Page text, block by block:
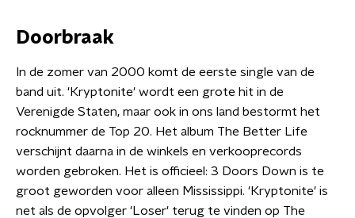
Doorbraak
In de zomer van 2000 komt de eerste single van de
band uit. 'Kryptonite' wordt een grote hit in de
Verenigde Staten, maar ook in ons land bestormt het
rocknummer de Top 20. Het album The Better Life
verschijnt daarna in de winkels en verkooprecords
worden gebroken. Het is officieel: 3 Doors Down is te
groot geworden voor alleen Mississippi. 'Kryptonite' is
net als de opvolger 'Loser' terug te vinden op The